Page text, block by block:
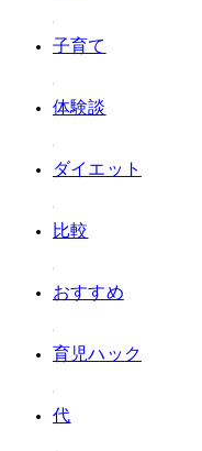
#子育て
#体験談
#ダイエット
#比較
#おすすめ
#育児ハック
#40代